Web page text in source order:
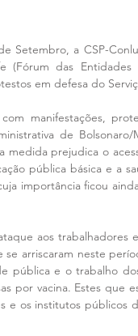
Setembro, a CSP-
(Fórum das Entidades
em defesa do
manifestações,
de
medida prejudica o
pública básica e a
importância ficou
aos trabalhadores
se arriscaram neste
pública e o trabalho
por vacina. Estes que
e os institutos